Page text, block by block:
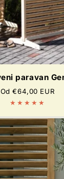
paravan
Redovna
cijena
Od €64,00 EUR